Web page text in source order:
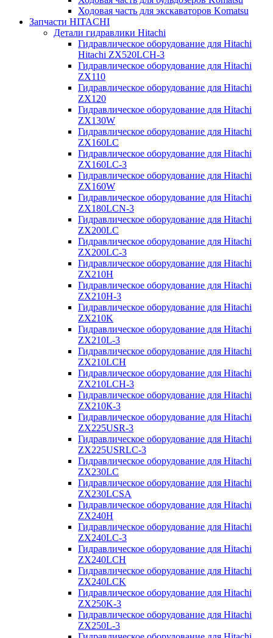
Ходовая часть для экскаваторов Komatsu
Запчасти HITACHI
Детали гидравлики Hitachi
Гидравлическое оборудование для Hitachi
Hitachi ZX520LCH-3
Гидравлическое оборудование для Hitachi
ZX110
Гидравлическое оборудование для Hitachi
ZX120
Гидравлическое оборудование для Hitachi
ZX130W
Гидравлическое оборудование для Hitachi
ZX160LC
Гидравлическое оборудование для Hitachi
ZX160LC-3
Гидравлическое оборудование для Hitachi
ZX160W
Гидравлическое оборудование для Hitachi
ZX180LCN-3
Гидравлическое оборудование для Hitachi
ZX200LC
Гидравлическое оборудование для Hitachi
ZX200LC-3
Гидравлическое оборудование для Hitachi
ZX210H
Гидравлическое оборудование для Hitachi
ZX210H-3
Гидравлическое оборудование для Hitachi
ZX210K
Гидравлическое оборудование для Hitachi
ZX210L-3
Гидравлическое оборудование для Hitachi
ZX210LCH
Гидравлическое оборудование для Hitachi
ZX210LCH-3
Гидравлическое оборудование для Hitachi
ZX210К-3
Гидравлическое оборудование для Hitachi
ZX225USR-3
Гидравлическое оборудование для Hitachi
ZX225USRLC-3
Гидравлическое оборудование для Hitachi
ZX230LC
Гидравлическое оборудование для Hitachi
ZX230LCSA
Гидравлическое оборудование для Hitachi
ZX240H
Гидравлическое оборудование для Hitachi
ZX240LC-3
Гидравлическое оборудование для Hitachi
ZX240LCH
Гидравлическое оборудование для Hitachi
ZX240LCK
Гидравлическое оборудование для Hitachi
ZX250K-3
Гидравлическое оборудование для Hitachi
ZX250L-3